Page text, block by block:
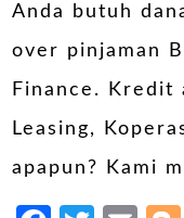
Anda butuh
over pinjaman
Finance. Kredit
Leasing,
apapun? Kami